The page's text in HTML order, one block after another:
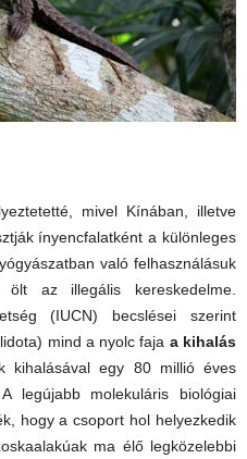
mivel Kínában, illetve
ínyencfalatként a különleges
való felhasználásuk
ölt az illegális kereskedelme.
(IUCN) becslései szerint
mind a nyolc faja a kihalás
kihalásával egy 80 millió éves
legújabb molekuláris biológiai
hogy a csoport hol helyezkedik
ma élő legközelebbi